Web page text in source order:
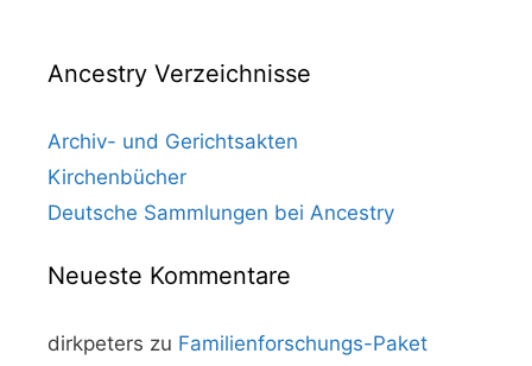
Ancestry Verzeichnisse
Archiv- und Gerichtsakten
Kirchenbücher
Deutsche Sammlungen bei Ancestry
Neueste Kommentare
dirkpeters zu Familienforschungs-Paket